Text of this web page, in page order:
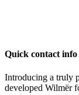
Quick contact info
Introducing a truly
developed Wilmër